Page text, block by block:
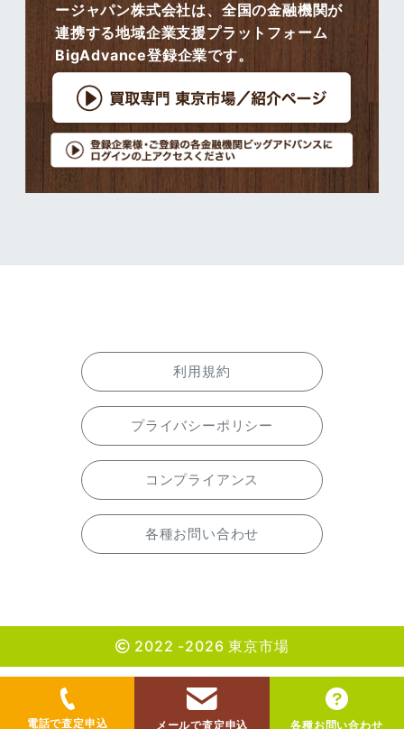
ージャパン株式会社は、全国の金融機関が
連携する地域企業支援プラットフォーム
BigAdvance登録企業です。
利用規約
プライバシーポリシー
コンプライアンス
各種お問い合わせ
2022 -2026 東京市場
電話で査定申込 メールで査定申込 各種お問い合わせ